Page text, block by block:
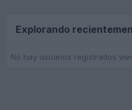
Explorando
No hay usuarios registrados